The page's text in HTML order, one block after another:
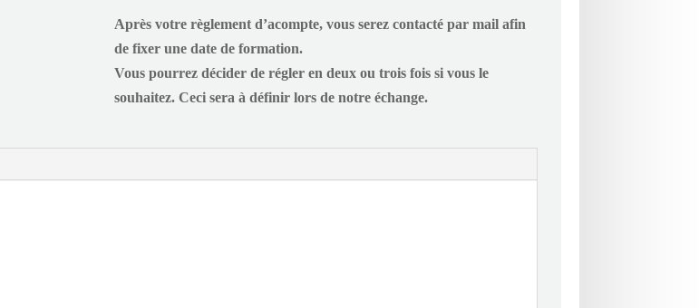
Après votre règlement d’acompte, vous serez contacté par mail afin
de fixer une date de formation.
Vous pourrez décider de régler en deux ou trois fois si vous le
souhaitez. Ceci sera à définir lors de notre échange.